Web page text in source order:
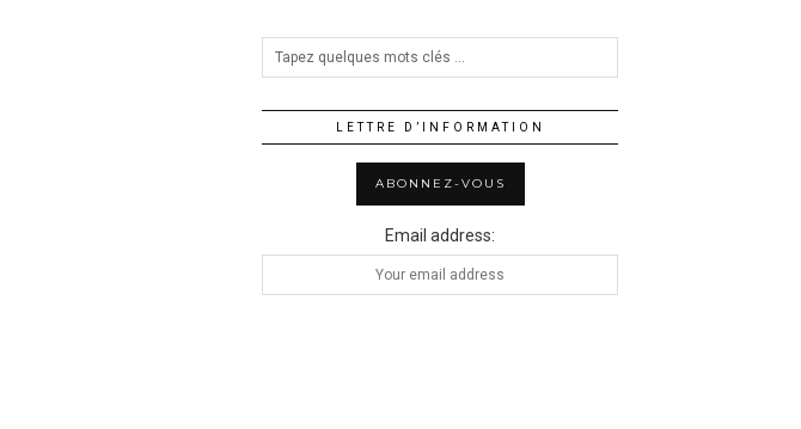
LETTRE D’INFORMATION
Email address: